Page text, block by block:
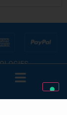
de la collecte